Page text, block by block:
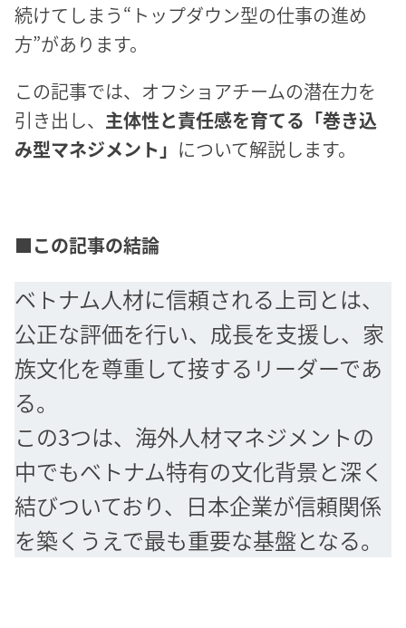
続けてしまう“トップダウン型の仕事の進め
方”があります。
この記事では、オフショアチームの潜在力を
引き出し、 主体性と責任感を育てる「巻き込
み型マネジメント」 について解説します。
■この記事の結論
ベトナム人材に信頼される上司とは、
公正な評価を行い、成長を支援し、家
族文化を尊重して接するリーダーであ
る。
この3つは、海外人材マネジメントの
中でもベトナム特有の文化背景と深く
結びついており、日本企業が信頼関係
を築くうえで最も重要な基盤となる。